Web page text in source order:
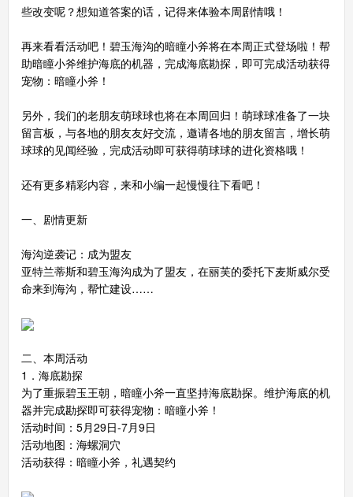
些改变呢？想知道答案的话，记得来体验本周剧情哦！
再来看看活动吧！碧玉海沟的暗瞳小斧将在本周正式登场啦！帮
助暗瞳小斧维护海底的机器，完成海底勘探，即可完成活动获得
宠物：暗瞳小斧！
另外，我们的老朋友萌球球也将在本周回归！萌球球准备了一块
留言板，与各地的朋友友好交流，邀请各地的朋友留言，增长萌
球球的见闻经验，完成活动即可获得萌球球的进化资格哦！
还有更多精彩内容，来和小编一起慢慢往下看吧！
一、剧情更新
海沟逆袭记：成为盟友
亚特兰蒂斯和碧玉海沟成为了盟友，在丽芙的委托下麦斯威尔受
命来到海沟，帮忙建设……
二、本周活动
1．海底勘探
为了重振碧玉王朝，暗瞳小斧一直坚持海底勘探。维护海底的机
器并完成勘探即可获得宠物：暗瞳小斧！
活动时间：5月29日-7月9日
活动地图：海螺洞穴
活动获得：暗瞳小斧，礼遇契约